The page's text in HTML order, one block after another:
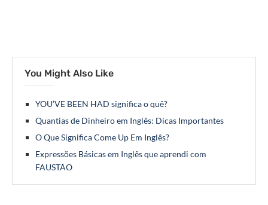
You Might Also Like
YOU’VE BEEN HAD significa o quê?
Quantias de Dinheiro em Inglês: Dicas Importantes
O Que Significa Come Up Em Inglês?
Expressões Básicas em Inglês que aprendi com
FAUSTÃO